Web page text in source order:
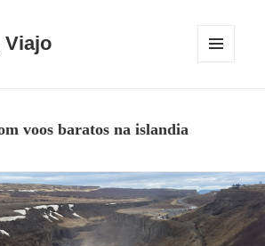
Viajo
voos baratos na islandia